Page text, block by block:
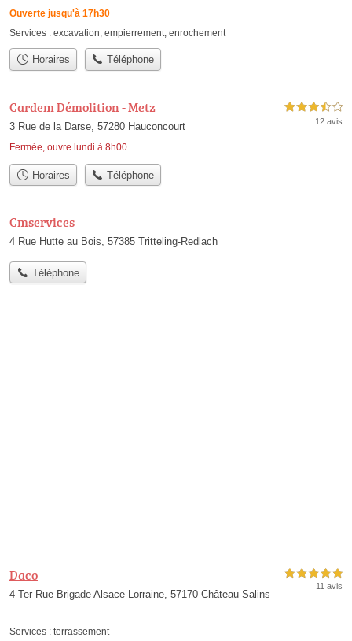
Ouverte jusqu'à 17h30
Services : excavation, empierrement, enrochement
Horaires Téléphone
Cardem Démolition - Metz
3 Rue de la Darse, 57280 Hauconcourt
Fermée, ouvre lundi à 8h00
3,5 étoiles sur 5
12 avis
Horaires Téléphone
Cmservices
4 Rue Hutte au Bois, 57385 Tritteling-Redlach
Téléphone
Daco
4 Ter Rue Brigade Alsace Lorraine, 57170 Château-Salins
5,0 étoiles sur 5
11 avis
Services : terrassement